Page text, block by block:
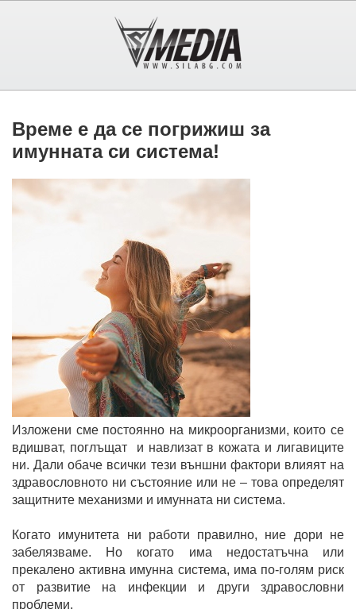
Време е да се погрижиш за
имунната си система!
Изложени сме постоянно на микроорганизми, които се
вдишват, поглъщат и навлизат в кожата и лигавиците
ни. Дали обаче всички тези външни фактори влияят на
здравословното ни състояние или не – това определят
защитните механизми и имунната ни система.
Когато имунитета ни работи правилно, ние дори не
забелязваме. Но когато има недостатъчна или
прекалено активна имунна система, има по-голям риск
от развитие на инфекции и други здравословни
проблеми.